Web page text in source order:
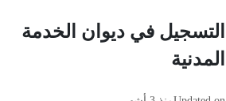
التسجيل في ديوان الخدمة
المدنية